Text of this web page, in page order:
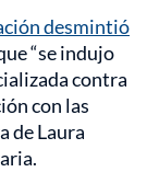
desmintió
“se indujo
contra
con las
de Laura